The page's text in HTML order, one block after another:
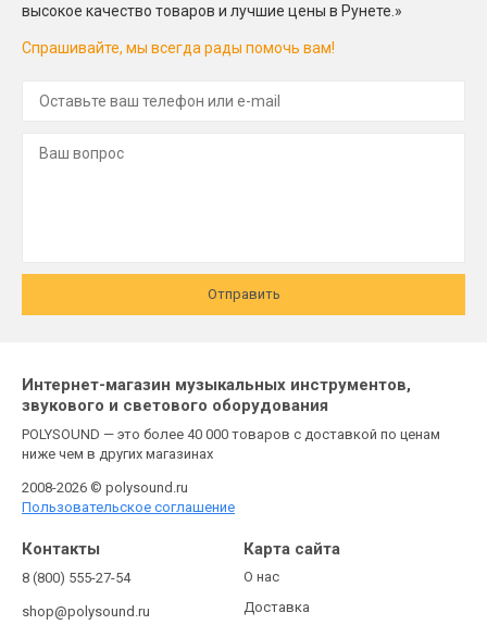
высокое качество товаров и лучшие цены в Рунете.»
Спрашивайте, мы всегда рады помочь вам!
Отправить
Интернет-магазин музыкальных инструментов,
звукового и светового оборудования
POLYSOUND — это более 40 000 товаров с доставкой по ценам
ниже чем в других магазинах
2008-2026 © polysound.ru
Пользовательское соглашение
Контакты
8 (800) 555-27-54
shop@polysound.ru
Карта сайта
О нас
Доставка